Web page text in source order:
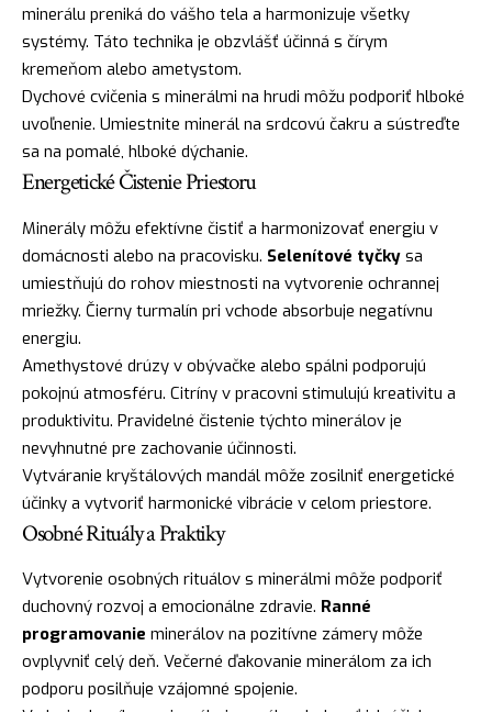
minerálu preniká do vášho tela a harmonizuje všetky
systémy. Táto technika je obzvlášť účinná s čírym
kremeňom alebo ametystom.
Dychové cvičenia s minerálmi na hrudi môžu podporiť hlboké
uvoľnenie. Umiestnite minerál na srdcovú čakru a sústreďte
sa na pomalé, hlboké dýchanie.
Energetické Čistenie Priestoru
Minerály môžu efektívne čistiť a harmonizovať energiu v
domácnosti alebo na pracovisku. Selenítové tyčky sa
umiestňujú do rohov miestnosti na vytvorenie ochrannej
mriežky. Čierny turmalín pri vchode absorbuje negatívnu
energiu.
Amethystové drúzy v obývačke alebo spálni podporujú
pokojnú atmosféru. Citríny v pracovni stimulujú kreativitu a
produktivitu. Pravidelné čistenie týchto minerálov je
nevyhnutné pre zachovanie účinnosti.
Vytváranie kryštálových mandál môže zosilniť energetické
účinky a vytvoriť harmonické vibrácie v celom priestore.
Osobné Rituály a Praktiky
Vytvorenie osobných rituálov s minerálmi môže podporiť
duchovný rozvoj a emocionálne zdravie. Ranné
programovanie minerálov na pozitívne zámery môže
ovplyvniť celý deň. Večerné ďakovanie minerálom za ich
podporu posilňuje vzájomné spojenie.